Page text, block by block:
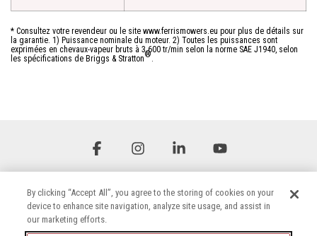
* Consultez votre revendeur ou le site www.ferrismowers.eu pour plus de détails sur
la garantie. 1) Puissance nominale du moteur. 2) Toutes les puissances sont
exprimées en chevaux-vapeur bruts à 3 600 tr/min selon la norme SAE J1940, selon
les spécifications de Briggs & Stratton®
FacebookInstagramLinkedin
By clicking “Accept All”, you agree to the storing of cookies on your
device to enhance site navigation, analyze site usage, and assist in
our marketing efforts.